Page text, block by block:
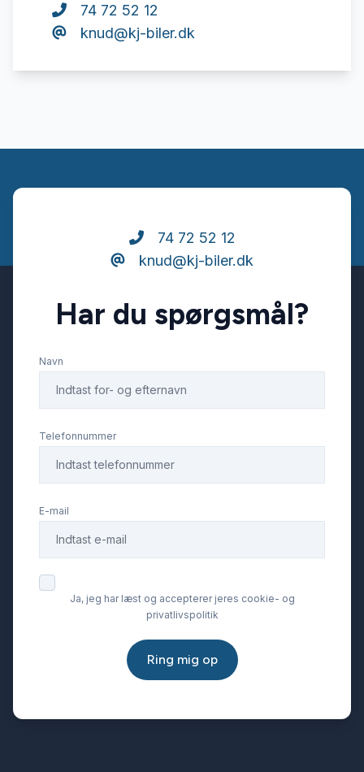
74 72 52 12
knud@kj-biler.dk
74 72 52 12
knud@kj-biler.dk
Har du spørgsmål?
Navn
Telefonnummer
E-mail
Ja, jeg har læst og accepterer jeres cookie- og
privatlivspolitik
Ring mig op